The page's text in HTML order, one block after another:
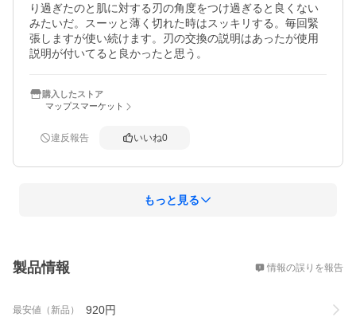
り過ぎたのと肌に対する刃の角度をつけ過ぎると良くない
みたいだ。スーッと薄く切れた時はスッキリする。毎回緊
張しますが使い続けます。刃の交換の説明はあったが使用
説明が付いてると良かったと思う。
購入したストア
マップスマーケット
違反報告 いいね0
もっと見る
製品情報 情報の誤りを報告
最安値（新品） 920円